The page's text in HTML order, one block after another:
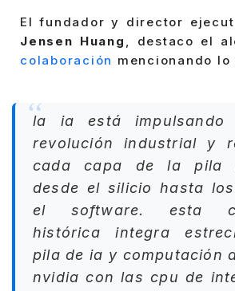
El fundador y director
Jensen Huang , destaco el
colaboración mencionando
la ia está impulsando
revolución industrial y
cada capa de la pila
desde el silicio hasta
el software. esta
histórica integra
pila de ia y computación
nvidia con las cpu de